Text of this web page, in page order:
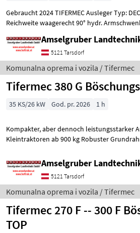
Gebraucht 2024 TIFERMEC Ausleger Typ:
Reichweite waagerecht 90° hydr.
Amselgruber
5121 Tarsdorf
Komunalna oprema i vozila / Tifermec
Tifermec 380 G
35 KS/26 kW God. pr. 2026 1 h
Kompakter, aber dennoch leistungsstarker Auslegemäher für
Kleintraktoren ab 900 kg Robuster
Amselgruber
5121 Tarsdorf
Komunalna oprema i vozila / Tifermec
Tifermec 270 F -- 300 F Böschungsmäher
TOP